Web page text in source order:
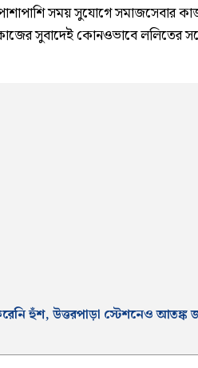
পাশাপাশি সময় সুযোগে সমাজসেবার
সুবাদেই কোনওভাবে ললিতের
হুঁশ, উত্তরপাড়া স্টেশনেও আতঙ্ক